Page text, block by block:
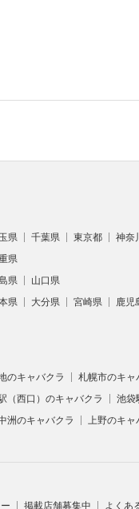
県 千葉県 東京都 神奈
県
県 山口県
県 大分県 宮崎県 鹿児
のキャバクラ 札幌市のキャ
（西口）のキャバクラ 池袋
洲のキャバクラ 上野のキャ
掲載店舗募集中 よくあ